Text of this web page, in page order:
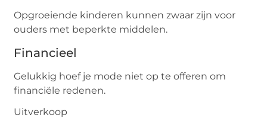
Opgroeiende kinderen kunnen zwaar zijn voor
ouders met beperkte middelen.
Financieel
Gelukkig hoef je mode niet op te offeren om
financiële redenen.
Uitverkoop